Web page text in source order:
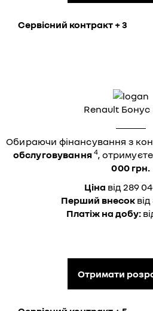
Сервісний контракт + 3
Renault Бонус
Обираючи фінансування з
обслуговування 4,
000 грн.
Ціна від 289
Перший внесоквід
Платіж на добу:
Отримати